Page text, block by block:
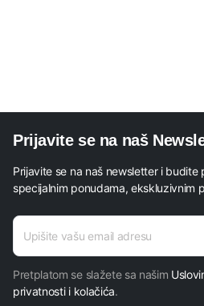
Prijavite se na naš
Prijavite se na naš newsletter i budite
specijalnim ponudama, ekskluzivnim
E-
mail
mail
*
Pretplatom se slažete sa našim
privatnosti i kolačića.